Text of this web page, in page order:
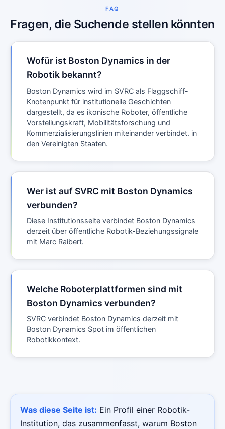
FAQ
Fragen, die Suchende stellen könnten
Wofür ist Boston Dynamics in der
Robotik bekannt?
Boston Dynamics wird im SVRC als Flaggschiff-
Knotenpunkt für institutionelle Geschichten
dargestellt, da es ikonische Roboter, öffentliche
Vorstellungskraft, Mobilitätsforschung und
Kommerzialisierungslinien miteinander verbindet. in
den Vereinigten Staaten.
Wer ist auf SVRC mit Boston Dynamics
verbunden?
Diese Institutionsseite verbindet Boston Dynamics
derzeit über öffentliche Robotik-Beziehungssignale
mit Marc Raibert.
Welche Roboterplattformen sind mit
Boston Dynamics verbunden?
SVRC verbindet Boston Dynamics derzeit mit
Boston Dynamics Spot im öffentlichen
Robotikkontext.
Was diese Seite ist: Ein Profil einer Robotik-
Institution, das zusammenfasst, warum Boston